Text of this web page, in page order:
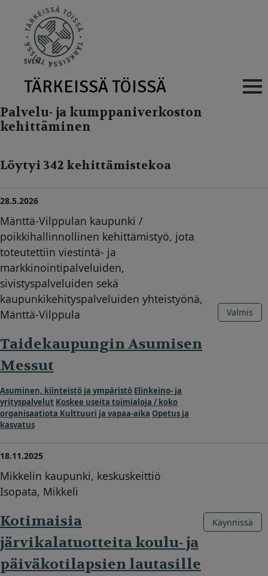
SVEN
TÄRKEISSÄ TÖISSÄ Main
Palvelu- ja kumppaniverkoston
kehittäminen
Löytyi 342 kehittämistekoa
28.5.2026
Mänttä-Vilppulan kaupunki /
poikkihallinnollinen kehittämistyö, jota
toteutettiin viestintä- ja
markkinointipalveluiden,
sivistyspalveluiden sekä
kaupunkikehityspalveluiden yhteistyönä,
Mänttä-Vilppula
Taidekaupungin Asumisen
Messut
Asuminen, kiinteistö ja ympäristö Elinkeino- ja
yrityspalvelut Koskee useita toimialoja / koko
organisaatiota Kulttuuri ja vapaa-aika Opetus ja
kasvatus
Valmis
18.11.2025
Mikkelin kaupunki, keskuskeittiö
Isopata, Mikkeli
Kotimaisia
järvikalatuotteita koulu- ja
päiväkotilapsien lautasille
Käynnissä